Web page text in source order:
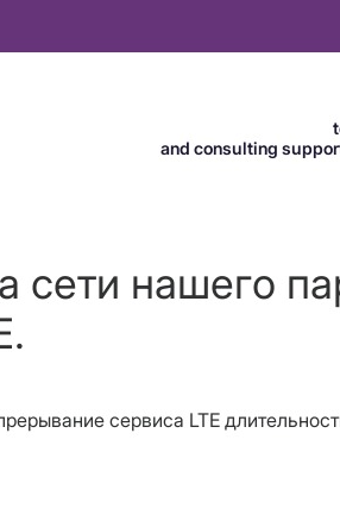
and consulting
сети нашего
сервиса LTE